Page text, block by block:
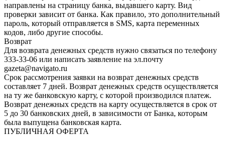
направлены на страницу банка, выдавшего карту. Вид
проверки зависит от банка. Как правило, это дополнительный
пароль, который отправляется в SMS, карта переменных
кодов, либо другие способы.
Возврат
Для возврата денежных средств нужно связаться по телефону
333-33-06 или написать заявление на эл.почту
gazeta@navigato.ru
Срок рассмотрения заявки на возврат денежных средств
составляет 7 дней. Возврат денежных средств осуществляется
на ту же банковскую карту, с которой производился платеж.
Возврат денежных средств на карту осуществляется в срок от
5 до 30 банковских дней, в зависимости от Банка, которым
была выпущена банковская карта.
ПУБЛИЧНАЯ ОФЕРТА